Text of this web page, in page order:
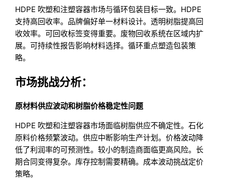
HDPE 吹塑和注塑容器市场与循环包装目标一致。HDPE
支持高回收率。品牌偏好单一材料设计。透明树脂提高回
收效率。可回收标签变得重要。废物回收系统在区域内扩
展。可持续性报告影响材料选择。循环重点塑造包装策
略。
市场挑战分析：
原材料供应波动和树脂价格稳定性问题
HDPE 吹塑和注塑容器市场面临树脂供应不确定性。石化
原料价格频繁波动。供应中断影响生产计划。价格波动降
低了利润率的可预测性。较小的制造商面临更高风险。长
期合同变得复杂。库存控制需要精确。成本波动挑战定价
策略。